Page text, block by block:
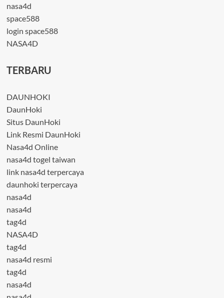
nasa4d
space588
login space588
NASA4D
TERBARU
DAUNHOKI
DaunHoki
Situs DaunHoki
Link Resmi DaunHoki
Nasa4d Online
nasa4d togel taiwan
link nasa4d terpercaya
daunhoki terpercaya
nasa4d
nasa4d
tag4d
NASA4D
tag4d
nasa4d resmi
tag4d
nasa4d